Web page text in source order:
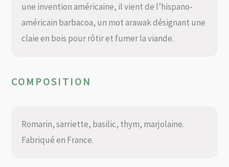
une invention américaine, il vient de l’hispano-
américain barbacoa, un mot arawak désignant une
claie en bois pour rôtir et fumer la viande.
COMPOSITION
Romarin, sarriette, basilic, thym, marjolaine.
Fabriqué en France.